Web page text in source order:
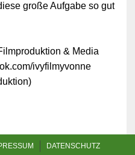
große Aufgabe so gut
& Media
ivyfilmyvonne
DATENSCHUTZ